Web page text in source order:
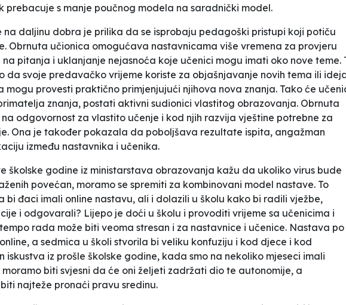
prebacuje s manje poučnog modela na saradnički model.
na daljinu dobra je prilika da se isprobaju pedagoški pristupi koji potiču
Obrnuta učionica omogućava nastavnicama više vremena za provjeru
pitanja i uklanjanje nejasnoća koje učenici mogu imati oko nove teme.
da svoje predavačko vrijeme koriste za objašnjavanje novih tema ili
mogu provesti praktično primjenjujući njihova nova znanja. Tako će
znanja, postati aktivni sudionici vlastitog obrazovanja. Obrnuta
odgovornost za vlastito učenje i kod njih razvija vještine potrebne za
Ona je također pokazala da poboljšava rezultate ispita, angažman
između nastavnika i učenika.
školske godine iz ministarstava obrazovanja kažu da ukoliko virus bude
povećan, moramo se spremiti za kombinovani model nastave. To
bi đaci imali online nastavu, ali i dolazili u školu kako bi radili vježbe,
i odgovarali? Lijepo je doći u školu i provoditi vrijeme sa učenicima i
rada može biti veoma stresan i za nastavnice i učenice. Nastava po
a sedmica u školi stvorila bi veliku konfuziju i kod djece i kod
iskustva iz prošle školske godine, kada smo na nekoliko mjeseci imali
biti svjesni da će oni željeti zadržati dio te autonomije, a
najteže pronaći pravu sredinu.